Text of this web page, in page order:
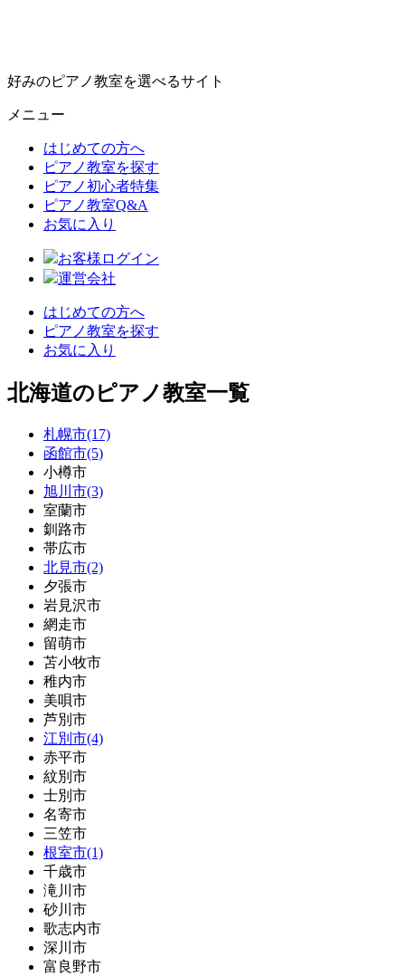
好みのピアノ教室を選べるサイト
メニュー
はじめての方へ
ピアノ教室を探す
ピアノ初心者特集
ピアノ教室Q&A
お気に入り
お客様ログイン
運営会社
はじめての方へ
ピアノ教室を探す
お気に入り
北海道のピアノ教室一覧
札幌市(17)
函館市(5)
小樽市
旭川市(3)
室蘭市
釧路市
帯広市
北見市(2)
夕張市
岩見沢市
網走市
留萌市
苫小牧市
稚内市
美唄市
芦別市
江別市(4)
赤平市
紋別市
士別市
名寄市
三笠市
根室市(1)
千歳市
滝川市
砂川市
歌志内市
深川市
富良野市